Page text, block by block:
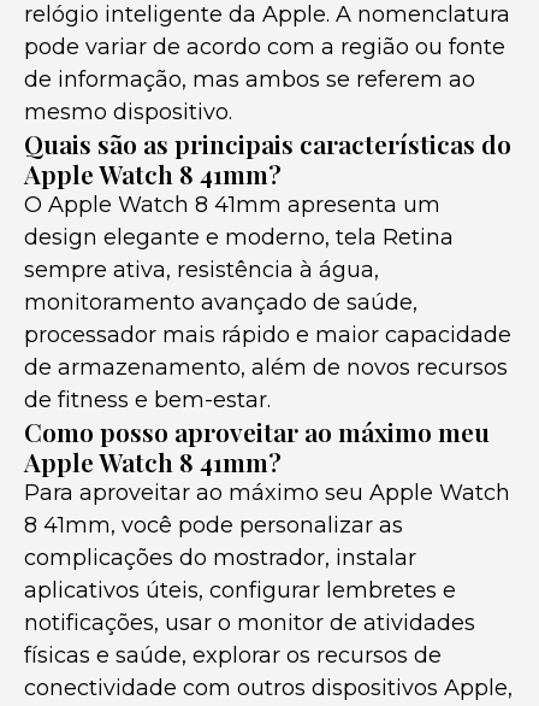
relógio inteligente da Apple. A nomenclatura
pode variar de acordo com a região ou fonte
de informação, mas ambos se referem ao
mesmo dispositivo.
Quais são as principais características do
Apple Watch 8 41mm?
O Apple Watch 8 41mm apresenta um
design elegante e moderno, tela Retina
sempre ativa, resistência à água,
monitoramento avançado de saúde,
processador mais rápido e maior capacidade
de armazenamento, além de novos recursos
de fitness e bem-estar.
Como posso aproveitar ao máximo meu
Apple Watch 8 41mm?
Para aproveitar ao máximo seu Apple Watch
8 41mm, você pode personalizar as
complicações do mostrador, instalar
aplicativos úteis, configurar lembretes e
notificações, usar o monitor de atividades
físicas e saúde, explorar os recursos de
conectividade com outros dispositivos Apple,